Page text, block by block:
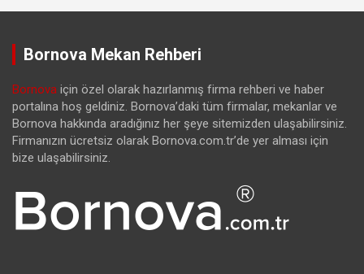
Bornova Mekan Rehberi
Bornova için özel olarak hazırlanmış firma rehberi ve haber
portalına hoş geldiniz. Bornova’daki tüm firmalar, mekanlar ve
Bornova hakkında aradığınız her şeye sitemizden ulaşabilirsiniz.
Firmanızın ücretsiz olarak Bornova.com.tr’de yer alması için
bize ulaşabilirsiniz.